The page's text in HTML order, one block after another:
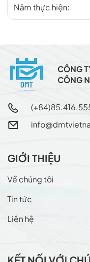
Năm thực hiện:
CÔNG
CÔNG
GIỚI THIỆU
Về chúng tôi
Tin tức
Liên hệ